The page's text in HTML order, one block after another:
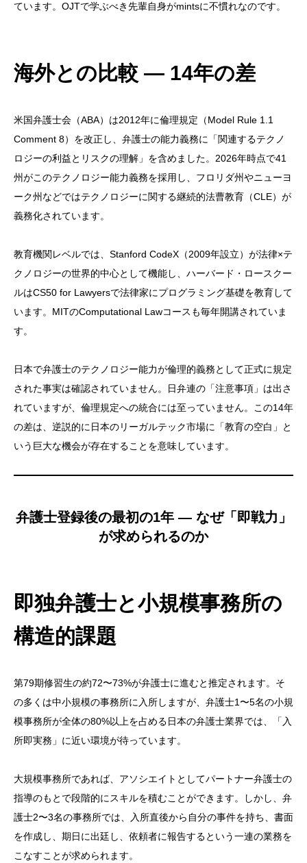
ています。OJTで学ぶべき先輩自身がmintsに不慣れなのです。
海外との比較 — 14年の差
米国弁護士会（ABA）は2012年に倫理規定（Model Rule 1.1
Comment 8）を改正し、弁護士の能力義務に「関連するテクノ
ロジーの利益とリスクの理解」を含めました。2026年時点で41
州がこのテクノロジー能力義務を採用し、フロリダ州やニューヨ
ーク州などではテクノロジーに関する継続的法曹教育（CLE）が
義務化されています。
教育機関レベルでは、Stanford CodeX（2009年設立）が法律×テ
クノロジーの世界的中心として機能し、ハーバード・ロースクー
ルはCS50 for Lawyersで法律家にプログラミング基礎を教育して
います。MITのComputational Lawコースも毎年開講されていま
す。
日本で弁護士のテクノロジー能力が倫理的義務として正式に規定
された事実は確認されていません。日弁連の「注意事項」は出さ
れていますが、倫理規定への統合には至っていません。この14年
の差は、逆説的に日本のリーガルテック市場に「教育の空白」と
いう巨大な機会が存在することを意味しています。
弁護士登録後の最初の1年 — なぜ「即戦力」
が求められるのか
即独弁護士と小規模事務所の
構造的課題
第79期修習生の約72〜73%が弁護士に進むと推定されます。そ
の多くは中小規模の事務所に入所しますが、弁護士1〜5名の小規
模事務所が全体の80%以上を占める日本の弁護士業界では、「入
所即実務」に近い環境が待っています。
大規模事務所であれば、アソシエイトとしてパートナー弁護士の
指導のもとで段階的にスキルを積むことができます。しかし、弁
護士2〜3名の事務所では、入所直後から自分の事件を持ち、書面
を作成し、期日に出廷し、依頼者に報告するという一連の業務を
こなすことが求められます。